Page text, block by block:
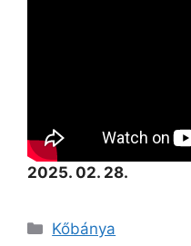
2025. 02. 28.
Kőbánya